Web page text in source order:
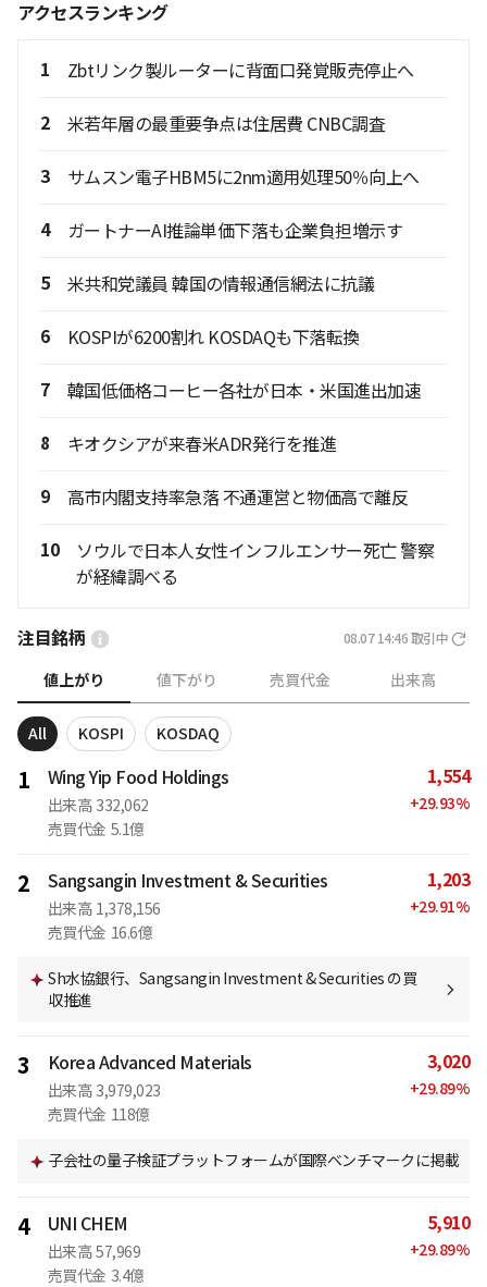
アクセスランキング
1 Zbtリンク製ルーターに背面口発覚販売停止へ
2 米若年層の最重要争点は住居費 CNBC調査
3 サムスン電子HBM5に2nm適用処理50％向上へ
4 ガートナーAI推論単価下落も企業負担増示す
5 米共和党議員 韓国の情報通信網法に抗議
6 KOSPIが6200割れ KOSDAQも下落転換
7 韓国低価格コーヒー各社が日本・米国進出加速
8 キオクシアが来春米ADR発行を推進
9 高市内閣支持率急落 不通運営と物価高で離反
10
ソウルで日本人女性インフルエンサー死亡 警察
が経緯調べる
注目銘柄 08.07 14:46 取引中
値上がり 値下がり 売買代金 出来高
All KOSPI KOSDAQ
1 Wing Yip Food Holdings
出来高 332,062
売買代金 5.1億
1,554
+29.93%
2 Sangsangin Investment & Securities
出来高 1,378,156
売買代金 16.6億
1,203
+29.91%
Sh水協銀行、Sangsangin Investment & Securities の買
収推進
3 Korea Advanced Materials
出来高 3,979,023
売買代金 118億
3,020
+29.89%
子会社の量子検証プラットフォームが国際ベンチマークに掲載
4 UNI CHEM
出来高 57,969
売買代金 3.4億
5,910
+29.89%